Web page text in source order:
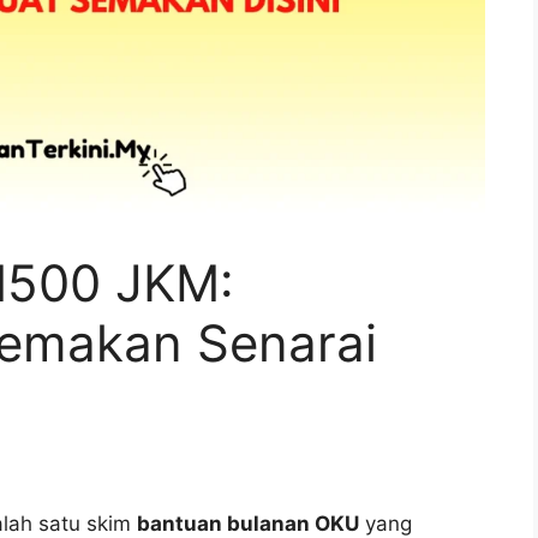
JKM:
Senarai
satu skim bantuan bulanan OKU yang